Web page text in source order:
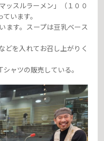
ッスルラーメン」（１００
います。
ます。スープは豆乳ベース
どを入れてお召し上がりく
ャツの販売している。